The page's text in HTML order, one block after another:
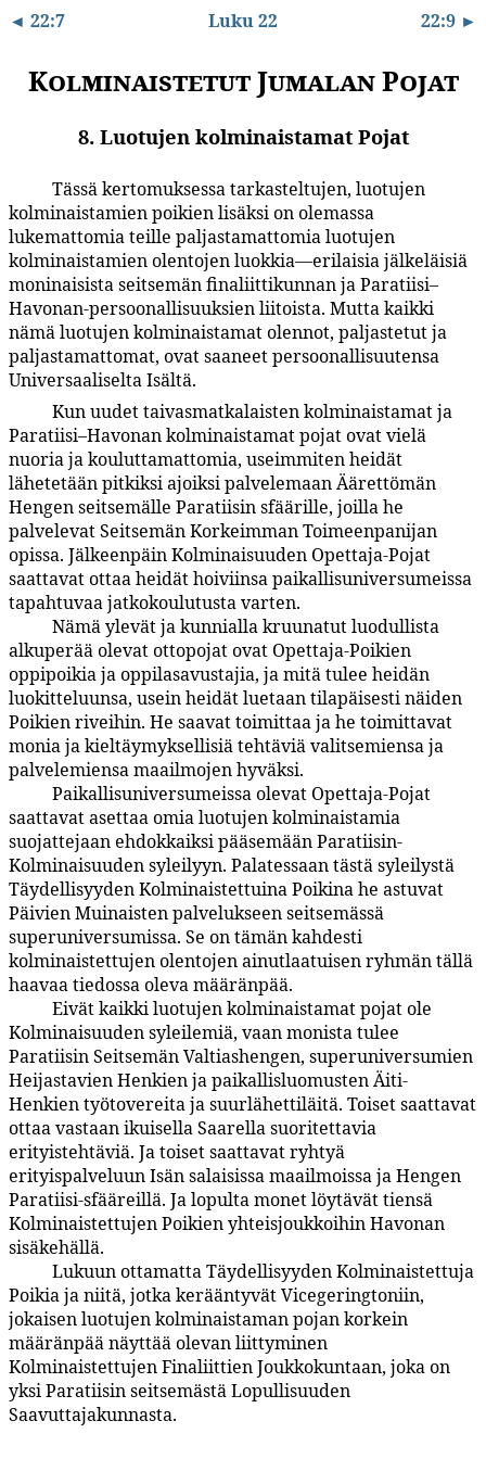
◄ 22:7 Luku 22 22:9 ►
Kolminaistetut Jumalan Pojat
8. Luotujen kolminaistamat Pojat
Tässä kertomuksessa tarkasteltujen, luotujen
kolminaistamien poikien lisäksi on olemassa
lukemattomia teille paljastamattomia luotujen
kolminaistamien olentojen luokkia—erilaisia jälkeläisiä
moninaisista seitsemän finaliittikunnan ja Paratiisi–
Havonan-persoonallisuuksien liitoista. Mutta kaikki
nämä luotujen kolminaistamat olennot, paljastetut ja
paljastamattomat, ovat saaneet persoonallisuutensa
Universaaliselta Isältä.
Kun uudet taivasmatkalaisten kolminaistamat ja
Paratiisi–Havonan kolminaistamat pojat ovat vielä
nuoria ja kouluttamattomia, useimmiten heidät
lähetetään pitkiksi ajoiksi palvelemaan Äärettömän
Hengen seitsemälle Paratiisin sfäärille, joilla he
palvelevat Seitsemän Korkeimman Toimeenpanijan
opissa. Jälkeenpäin Kolminaisuuden Opettaja-Pojat
saattavat ottaa heidät hoiviinsa paikallisuniversumeissa
tapahtuvaa jatkokoulutusta varten.
Nämä ylevät ja kunnialla kruunatut luodullista
alkuperää olevat ottopojat ovat Opettaja-Poikien
oppipoikia ja oppilasavustajia, ja mitä tulee heidän
luokitteluunsa, usein heidät luetaan tilapäisesti näiden
Poikien riveihin. He saavat toimittaa ja he toimittavat
monia ja kieltäymyksellisiä tehtäviä valitsemiensa ja
palvelemiensa maailmojen hyväksi.
Paikallisuniversumeissa olevat Opettaja-Pojat
saattavat asettaa omia luotujen kolminaistamia
suojattejaan ehdokkaiksi pääsemään Paratiisin-
Kolminaisuuden syleilyyn. Palatessaan tästä syleilystä
Täydellisyyden Kolminaistettuina Poikina he astuvat
Päivien Muinaisten palvelukseen seitsemässä
superuniversumissa. Se on tämän kahdesti
kolminaistettujen olentojen ainutlaatuisen ryhmän tällä
haavaa tiedossa oleva määränpää.
Eivät kaikki luotujen kolminaistamat pojat ole
Kolminaisuuden syleilemiä, vaan monista tulee
Paratiisin Seitsemän Valtiashengen, superuniversumien
Heijastavien Henkien ja paikallisluomusten Äiti-
Henkien työtovereita ja suurlähettiläitä. Toiset saattavat
ottaa vastaan ikuisella Saarella suoritettavia
erityistehtäviä. Ja toiset saattavat ryhtyä
erityispalveluun Isän salaisissa maailmoissa ja Hengen
Paratiisi-sfääreillä. Ja lopulta monet löytävät tiensä
Kolminaistettujen Poikien yhteisjoukkoihin Havonan
sisäkehällä.
Lukuun ottamatta Täydellisyyden Kolminaistettuja
Poikia ja niitä, jotka kerääntyvät Vicegeringtoniin,
jokaisen luotujen kolminaistaman pojan korkein
määränpää näyttää olevan liittyminen
Kolminaistettujen Finaliittien Joukkokuntaan, joka on
yksi Paratiisin seitsemästä Lopullisuuden
Saavuttajakunnasta.